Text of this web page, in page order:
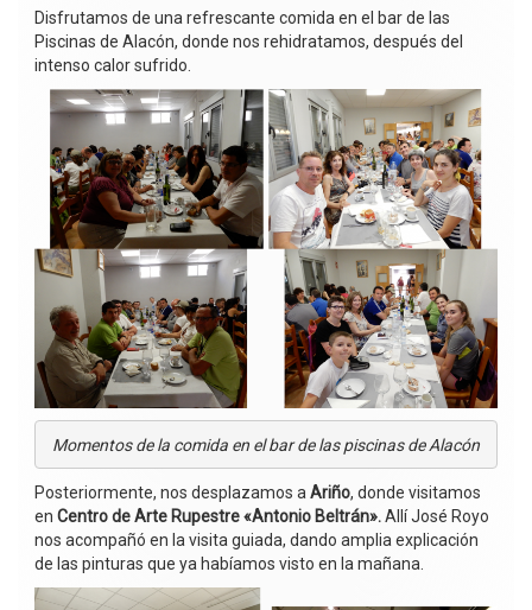
Disfrutamos de una refrescante comida en el bar de las
Piscinas de Alacón, donde nos rehidratamos, después del
intenso calor sufrido.
Momentos de la comida en el bar de las piscinas de Alacón
Posteriormente, nos desplazamos a Ariño, donde visitamos
en Centro de Arte Rupestre «Antonio Beltrán».Allí José Royo
nos acompañó en la visita guiada, dando amplia explicación
de las pinturas que ya habíamos visto en la mañana.